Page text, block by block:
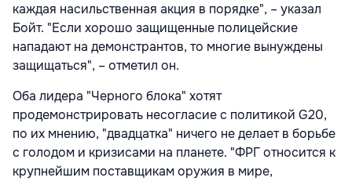
каждая насильственная акция в порядке", – указал
Бойт. "Если хорошо защищенные полицейские
нападают на демонстрантов, то многие вынуждены
защищаться", – отметил он.
Оба лидера "Черного блока" хотят
продемонстрировать несогласие с политикой G20,
по их мнению, "двадцатка" ничего не делает в борьбе
с голодом и кризисами на планете. "ФРГ относится к
крупнейшим поставщикам оружия в мире,